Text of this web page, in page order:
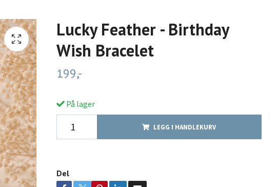
Lucky Feather - Birthday
Wish Bracelet
199,-
På lager
LEGG I HANDLEKURV
Del